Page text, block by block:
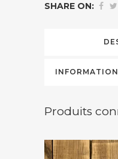
SHARE ON:
Produits